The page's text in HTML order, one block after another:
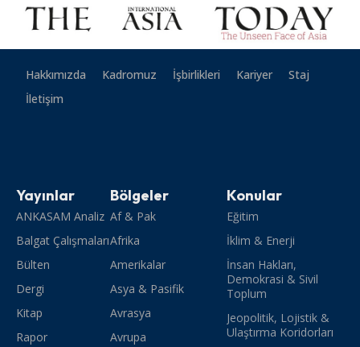
Hakkımızda Kadromuz İşbirlikleri Kariyer
Staj
İletişim
Yayınlar
ANKASAM Analiz
Balgat Çalışmaları
Bülten
Dergi
Kitap
Rapor
Bölgeler
Af & Pak
Afrika
Amerikalar
Asya & Pasifik
Avrasya
Avrupa
Konular
Eğitim
İklim & Enerji
İnsan Hakları,
Demokrasi & Sivil
Toplum
Jeopolitik, Lojistik &
Ulaştırma Koridorları